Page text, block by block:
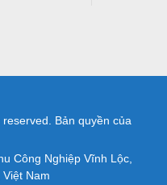
Bản quyền của
Công Nghiệp Vĩnh Lộc,
Nam